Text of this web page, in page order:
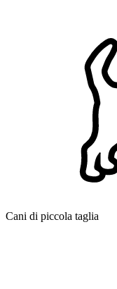
Cani di piccola taglia